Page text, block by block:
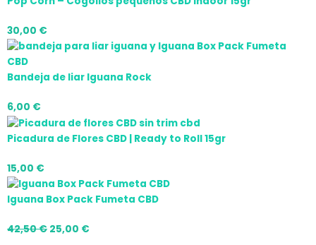
30,00 €
Bandeja de liar Iguana Rock
6,00 €
Picadura de Flores CBD | Ready to Roll 15gr
15,00 €
Iguana Box Pack Fumeta CBD
42,50€ 25,00 €